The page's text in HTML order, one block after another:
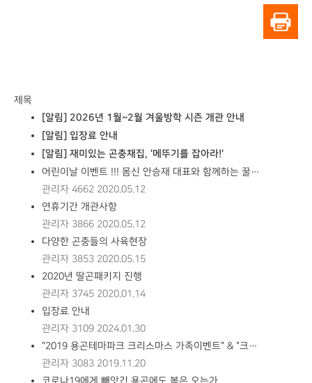
제목
[알림] 2026년 1월~2월 겨울방학 시즌 개관 안내
[알림] 입장료 안내
[알림] 재미있는 곤충채집, '메뚜기를 잡아라!'
어린이날 이벤트 !!! 몸신 안승재 대표와 함께하는 꿀…
관리자 4662 2020.05.12
연휴기간 개관사항
관리자 3866 2020.05.12
다양한 곤충들의 사육현장
관리자 3853 2020.05.15
2020년 딸곤패키지 진행
관리자 3745 2020.01.14
입장료 안내
관리자 3109 2024.01.30
"2019 용곤테마파크 크리스마스 가족이벤트" & "크…
관리자 3083 2019.11.20
코로나19에게 빼앗긴 용곤에도 봄은 오는가......